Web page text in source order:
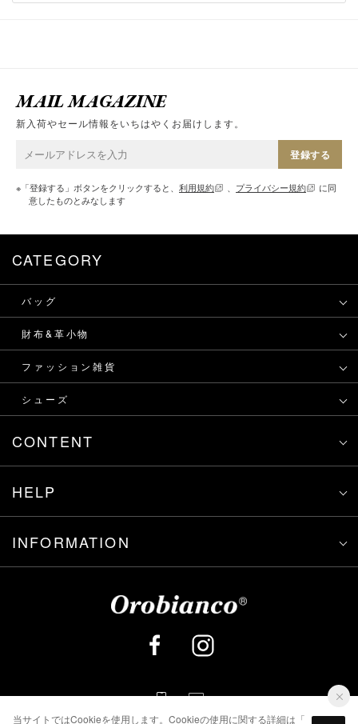
MAIL MAGAZINE
新入荷やセール情報をいちはやくお届けします。
登録する
※「登録する」ボタンをクリックすると、 利用規約 、 プライバシー規約
に同
意したものとみなします
CATEGORY
バッグ
財布&革小物
ファッション雑貨
シューズ
CONTENT
HELP
INFORMATION
当サイトではCookieを使用します。Cookieの使用に関する詳細は「